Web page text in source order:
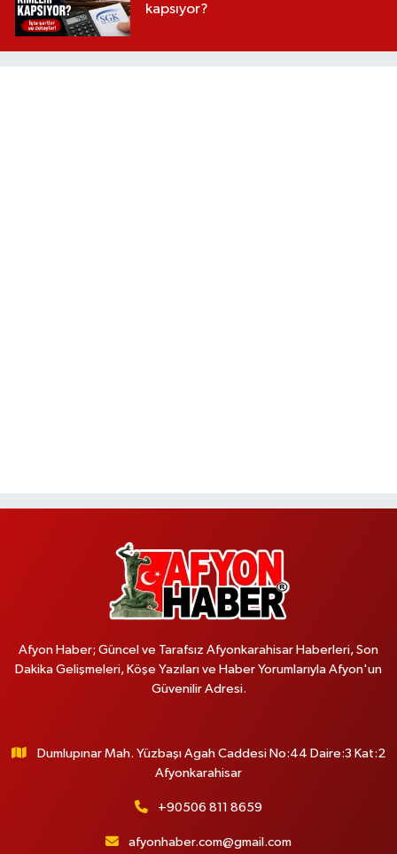
kapsıyor?
Afyon Haber; Güncel ve Tarafsız Afyonkarahisar Haberleri, Son
Dakika Gelişmeleri, Köşe Yazıları ve Haber Yorumlarıyla Afyon'un
Güvenilir Adresi.
Dumlupınar Mah. Yüzbaşı Agah Caddesi No:44 Daire:3 Kat:2
Afyonkarahisar
+90506 811 8659
afyonhaber.com@gmail.com